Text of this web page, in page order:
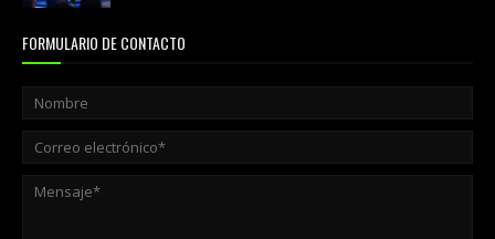
FORMULARIO DE CONTACTO